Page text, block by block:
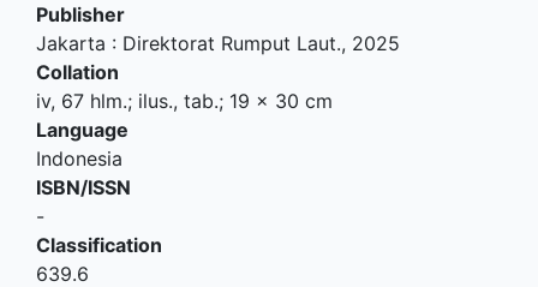
Publisher
Jakarta : Direktorat Rumput Laut., 2025
Collation
iv, 67 hlm.; ilus., tab.; 19 x 30 cm
Language
Indonesia
ISBN/ISSN
-
Classification
639.6